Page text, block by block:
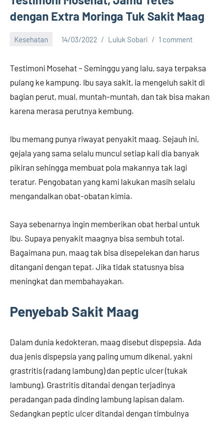
dengan Extra Moringa Tuk Sakit Maag
Kesehatan 14/03/2022 Luluk Sobari 1 comment
Testimoni Mosehat – Seminggu yang lalu, saya terpaksa
pulang ke kampung. Ibu saya sakit, ia mengeluh sakit di
bagian perut, mual, muntah-muntah, dan tak bisa makan
karena merasa perutnya kembung.
Ibu memang punya riwayat penyakit maag. Sejauh ini,
gejala yang sama selalu muncul setiap kali dia banyak
pikiran sehingga membuat pola makannya tak lagi
teratur. Pengobatan yang kami lakukan masih selalu
mengandalkan obat-obatan kimia.
Saya sebenarnya ingin memberikan obat herbal untuk
Ibu. Supaya penyakit maagnya bisa sembuh total.
Bagaimana pun, maag tak bisa disepelekan dan harus
ditangani dengan tepat. Jika tidak statusnya bisa
meningkat dan membahayakan.
Penyebab Sakit Maag
Dalam dunia kedokteran, maag disebut dispepsia. Ada
dua jenis dispepsia yang paling umum dikenal, yakni
grastritis (radang lambung) dan peptic ulcer (tukak
lambung). Grastritis ditandai dengan terjadinya
peradangan pada dinding lambung lapisan dalam.
Sedangkan peptic ulcer ditandai dengan timbulnya